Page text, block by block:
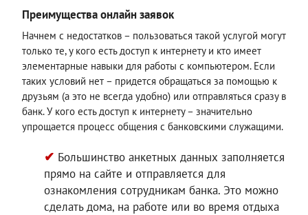
Преимущества онлайн заявок
Начнем с недостатков – пользоваться такой услугой могут
только те, у кого есть доступ к интернету и кто имеет
элементарные навыки для работы с компьютером. Если
таких условий нет – придется обращаться за помощью к
друзьям (а это не всегда удобно) или отправляться сразу в
банк. У кого есть доступ к интернету – значительно
упрощается процесс общения с банковскими служащими.
Большинство анкетных данных заполняется
прямо на сайте и отправляется для
ознакомления сотрудникам банка. Это можно
сделать дома, на работе или во время отдыха